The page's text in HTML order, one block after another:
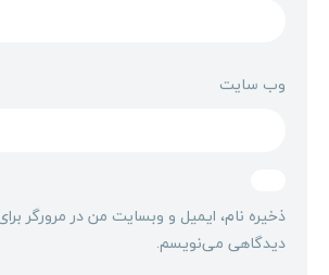
وب‌ سایت
ذخیره نام، ایمیل و وبسایت من در مرورگر
دیدگاهی می‌نویسم.